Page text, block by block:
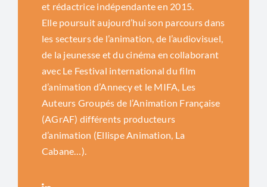
et rédactrice indépendante en 2015.
Elle poursuit aujourd’hui son parcours dans
les secteurs de l’animation, de l’audiovisuel,
de la jeunesse et du cinéma en collaborant
avec Le Festival international du film
d’animation d’Annecy et le MIFA, Les
Auteurs Groupés de l’Animation Française
(AGrAF) différents producteurs
d’animation (Ellispe Animation, La
Cabane…).